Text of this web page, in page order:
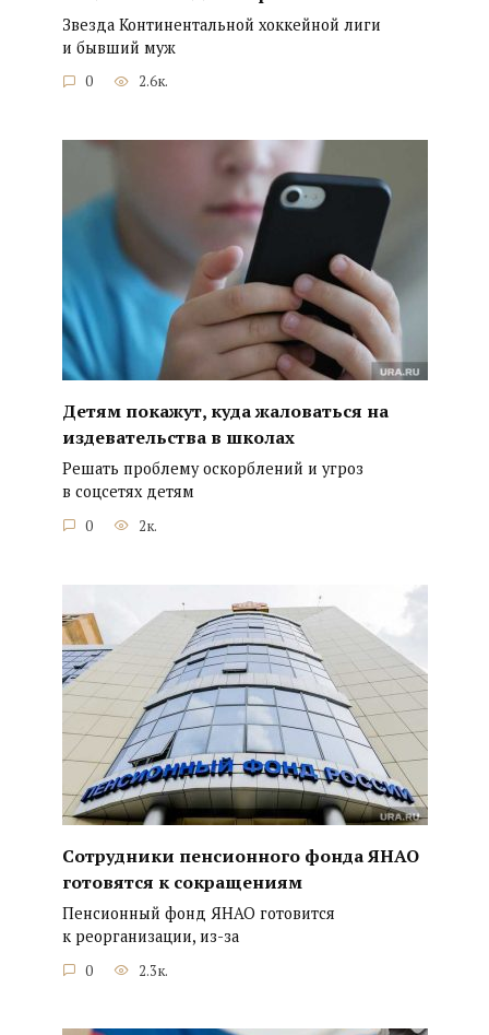
Звезда Континентальной хоккейной лиги
и бывший муж
0 2.6к.
Детям покажут, куда жаловаться на
издевательства в школах
Решать проблему оскорблений и угроз
в соцсетях детям
0 2к.
Сотрудники пенсионного фонда ЯНАО
готовятся к сокращениям
Пенсионный фонд ЯНАО готовится
к реорганизации, из-за
0 2.3к.